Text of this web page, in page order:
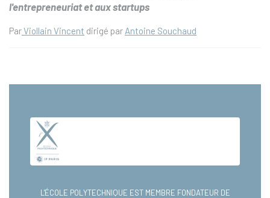
l'entrepreneuriat et aux startups
ParViollain Vincent dirigé par Antoine Souchaud
L'ÉCOLE POLYTECHNIQUE EST MEMBRE FONDATEUR DE